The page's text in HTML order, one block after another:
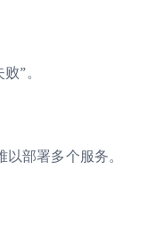
”。
部署多个服务。